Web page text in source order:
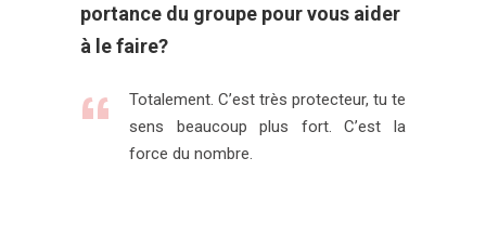
portance du groupe pour vous aider
à le faire?
Totalement. C’est très protecteur, tu te
sens beaucoup plus fort. C’est la
force du nombre.